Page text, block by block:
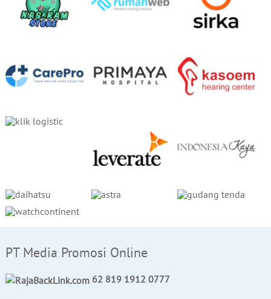
PT Media Promosi Online
62 819 1912 0777